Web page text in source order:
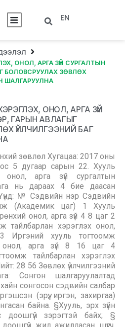
EN
ОНОЛ, АРГА ЗҮЙ СУРГАЛТЫН
БОЛОВСРУУЛАХ ЗӨВЛӨХ
ШАЛГАРУУЛНА
ОНОЛ, АРГА ЗҮЙ
ГАРЫН АВЛАГЫГ
ҮЙЛЧИЛГЭЭНИЙ БАГ
зөвлөл Хугацаа: 2017 оны
5 дугаар сарын 22. Хууль
онол, арга зүй сургалтын
нь дараах 4 бие даасан
№ Сэдвийн нэр Сэдвийн
(Академик цаг) 1 Хууль
онол, арга зүй 4 8 цаг 2
тайлбарлан хэрэглэх онол,
хууль тогтоомж
онол, арга зүй 8 16 цаг 4
тайлбарлан хэрэглэх
28 56 Зөвлөх үйлчилгээний
Сонгон шалгаруулалтад
сонгосон сэдвийн салбар
(эрүү, иргэн, захиргаа)
байна. §Хууль, эрх зүйн
доошгүй зэрэгтэй байх; §